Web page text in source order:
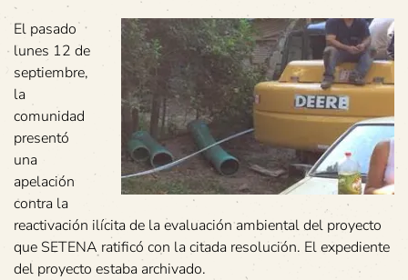
El pasado
lunes 12 de
septiembre,
la
comunidad
presentó
una
apelación
contra la
reactivación ilícita de la evaluación ambiental del proyecto
que SETENA ratificó con la citada resolución. El expediente
del proyecto estaba archivado.